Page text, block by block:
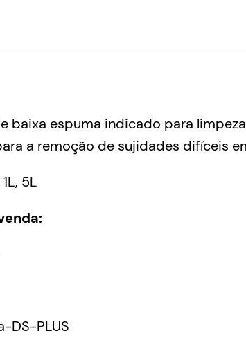
baixa espuma indicado para
a remoção de sujidades difíceis
1L, 5L
DS-PLUS